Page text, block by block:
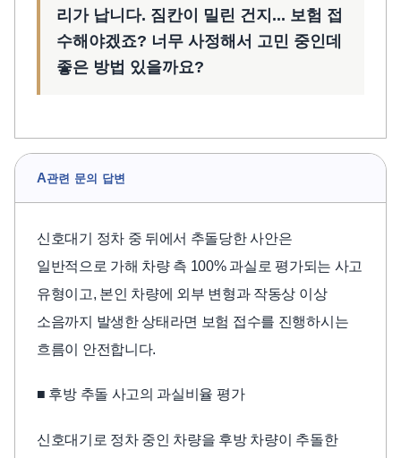
리가 납니다. 짐칸이 밀린 건지... 보험 접
수해야겠죠? 너무 사정해서 고민 중인데
좋은 방법 있을까요?
A관련 문의 답변
신호대기 정차 중 뒤에서 추돌당한 사안은
일반적으로 가해 차량 측 100% 과실로 평가되는 사고
유형이고, 본인 차량에 외부 변형과 작동상 이상
소음까지 발생한 상태라면 보험 접수를 진행하시는
흐름이 안전합니다.
■ 후방 추돌 사고의 과실비율 평가
신호대기로 정차 중인 차량을 후방 차량이 추돌한